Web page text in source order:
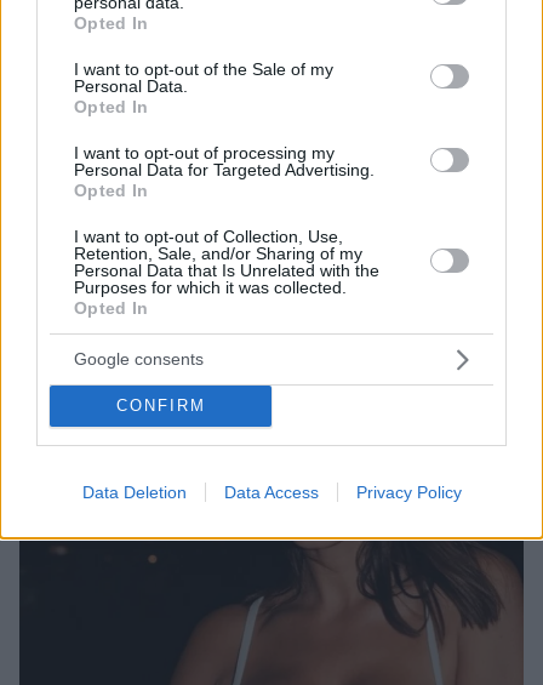
grant or deny consent to Google and its third-party tags to
use your data for below specified purposes in below Google
consent section.
Opted In
I want to opt-out of the Sale of my
Personal Data.
Opted In
I want to opt-out of processing my
Personal Data for Targeted Advertising.
Opted In
I want to opt-out of Collection, Use,
Retention, Sale, and/or Sharing of my
Personal Data that Is Unrelated with the
Purposes for which it was collected.
Opted In
Google consents
CONFIRM
Data Deletion Data Access Privacy Policy
Το πρώτο κοινό στιγμιότυπο του Φίλιππου Μιχόπουλου
τους διακοπές
Η σχέση του επιχειρηματία και της Κύπριας
παρουσιάστριας έγινε γνωστή τον περασμένο
Νοέμβριο
09.08.2025, 11:48